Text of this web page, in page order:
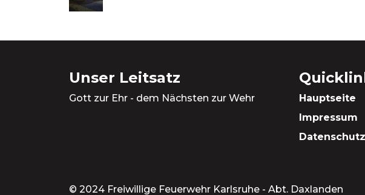
Unser Leitsatz
Gott zur Ehr - dem Nächsten zur Wehr
Hauptseite
Impressum
Datenschutz
© 2024 Freiwillige Feuerwehr Karlsruhe - Abt. Daxlanden